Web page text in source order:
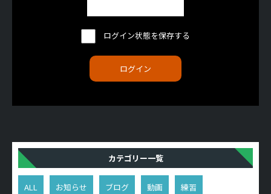
ログイン状態を保存する
カテゴリー一覧
ALL お知らせ ブログ 動画 練習